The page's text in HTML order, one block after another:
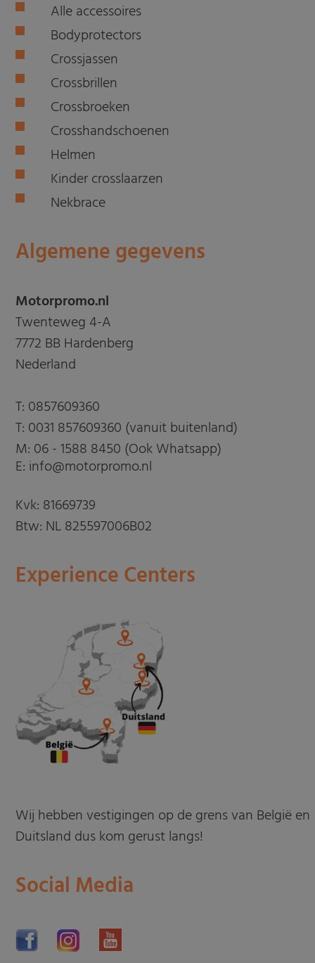
Alle accessoires
Bodyprotectors
Crossjassen
Crossbrillen
Crossbroeken
Crosshandschoenen
Helmen
Kinder crosslaarzen
Nekbrace
Algemene gegevens
Motorpromo.nl
Twenteweg 4-A
7772 BB Hardenberg
Nederland
T: 0857609360
T: 0031 857609360 (vanuit buitenland)
M: 06 - 1588 8450 (Ook Whatsapp)
E: info@motorpromo.nl
Kvk: 81669739
Btw: NL 825597006B02
Experience Centers
Wij hebben vestigingen op de grens van België en
Duitsland dus kom gerust langs!
Social Media